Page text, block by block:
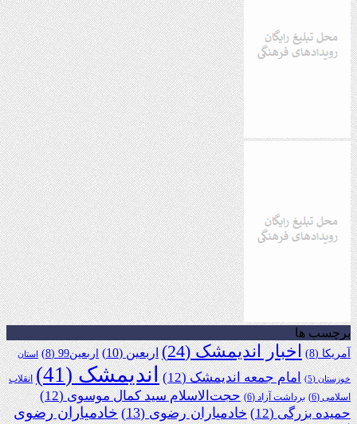
برچسب ها
آمریکا(8) اخبار اندیمشک(24) اربعین(10) اربعین99 (8) استان
خوزستان(5) امام جمعه اندیمشک(12) اندیمشک(41)
انقلاب
اسلامی(6) برداشت آزاد(6) حجت‌الاسلام سید کمال موسوی(12)
حمیده بزرگی(12) خادمیاران رضوی(13)
خادمیاران رضوی